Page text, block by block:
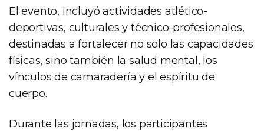
El evento, incluyó actividades atlético-
deportivas, culturales y técnico-profesionales,
destinadas a fortalecer no solo las capacidades
físicas, sino también la salud mental, los
vínculos de camaradería y el espíritu de
cuerpo.
Durante las jornadas, los participantes